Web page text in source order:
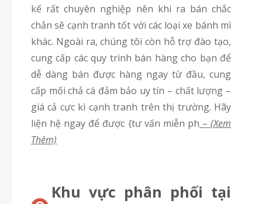
kế rất chuyên nghiệp nên khi ra bán chắc
chắn sẽ cạnh tranh tốt với các loại xe bánh mì
khác. Ngoài ra, chúng tôi còn hỗ trợ đào tạo,
cung cấp các quy trình bán hàng cho bạn để
dễ dàng bán được hàng ngay từ đầu, cung
cấp mối chả cá đảm bảo uy tín – chất lượng –
giá cả cực kì cạnh tranh trên thị trường. Hãy
liện hệ ngay để được {tư vấn miễn ph –(Xem
Thêm)
Khu vực phân phối tại